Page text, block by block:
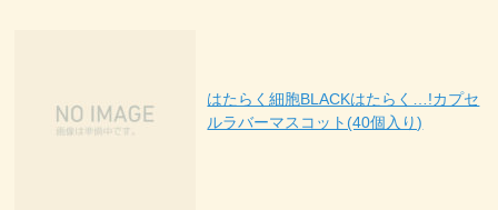
はたらく細胞BLACKはたらく…!カプセ
ルラバーマスコット(40個入り)